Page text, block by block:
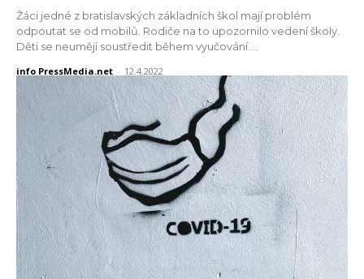
Žáci jedné z bratislavských základních škol mají problém
odpoutat se od mobilů. Rodiče na to upozornilo vedení školy.
Děti se neumějí soustředit během vyučování....
info PressMedia.net - 12.4.2022